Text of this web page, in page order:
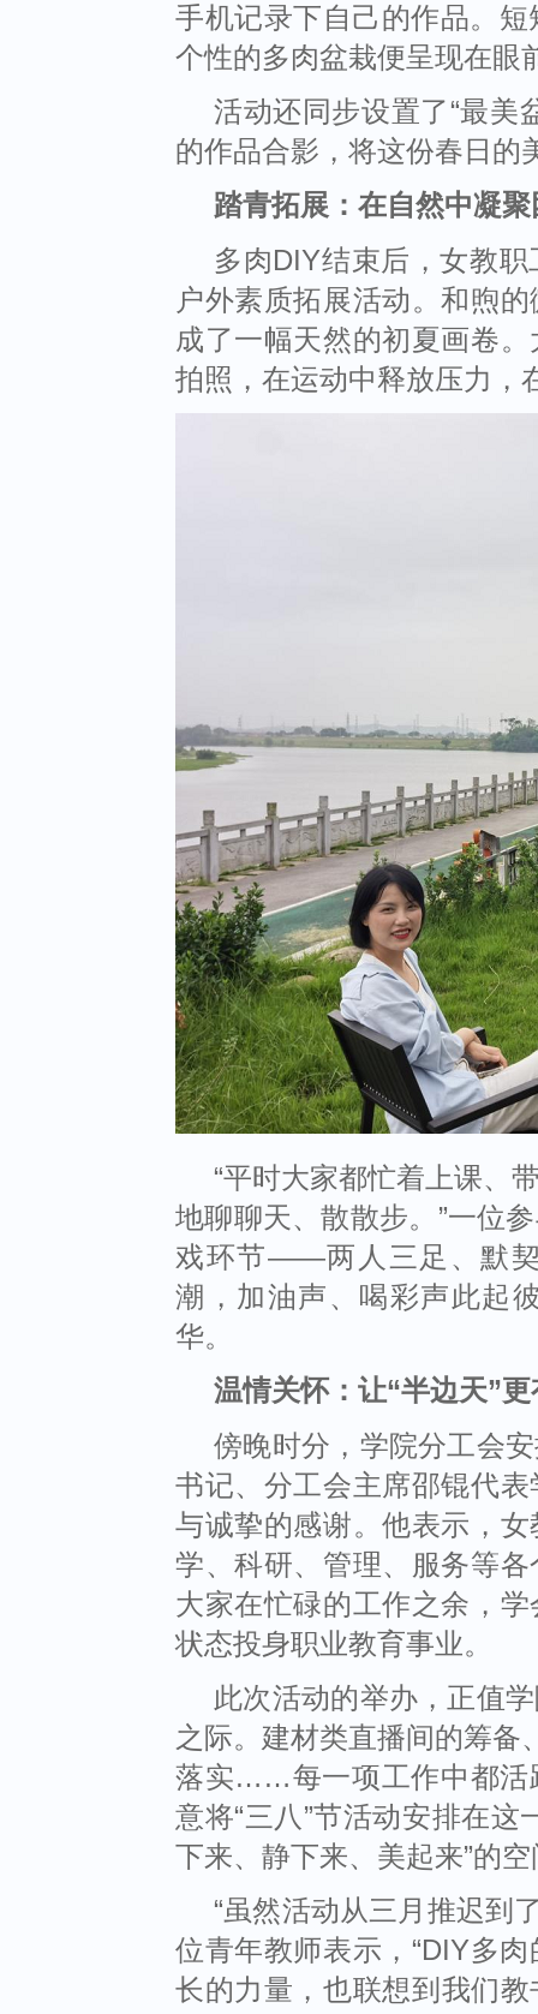
手机记录下自己的作品。
个性的多肉盆栽便呈现在眼
活动还同步设置了“最美
的作品合影，将这份春日的
踏青拓展：在自然中凝
多肉DIY结束后，女教
户外素质拓展活动。和煦
成了一幅天然的初夏画卷。
拍照，在运动中释放压力，
“平时大家都忙着上课、
地聊聊天、散散步。 ”一位
戏环节——两人三足、默
潮，加油声、喝彩声此起
华。
温情关怀：让“半边天”更
傍晚时分，学院分工会
书记、分工会主席邵锟代
与诚挚的感谢。他表示，
学、科研、管理、服务等
大家在忙碌的工作之余，
状态投身职业教育事业。
此次活动的举办，正值
之际。建材类直播间的筹备
落实……每一项工作中都
意将“三八 ”节活动安排在这
下来、静下来、美起来”的
“虽然活动从三月推迟到
位青年教师表示， “DIY多肉
长的力量，也联想到我们教